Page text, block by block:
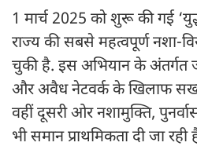
1 मार्च 2025 को शुरू की गई
राज्य की सबसे महत्वपूर्ण नशा-
चुकी है. इस अभियान के अंतर्गत
और अवैध नेटवर्क के खिलाफ सख्त
वहीं दूसरी ओर नशामुक्ति,
भी समान प्राथमिकता दी जा रही